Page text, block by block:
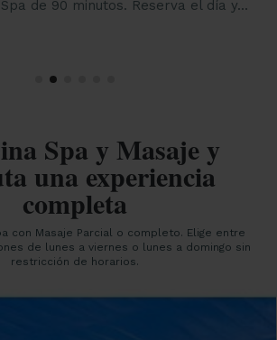
de 90 minutos. Reserva el día y...
Spa y Masaje y
una experiencia
completa
con Masaje Parcial o completo. Elige entre
de lunes a viernes o lunes a domingo sin
restricción de horarios.